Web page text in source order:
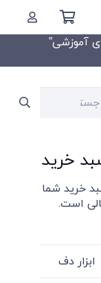
آموزشی”
جستجو
خرید
خرید شما
است.
ابزار دف